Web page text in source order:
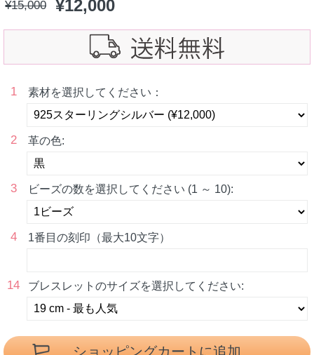
¥15,000 ¥12,000
1 素材を選択してください：
2 革の色:
3 ビーズの数を選択してください (1 ～ 10):
4 1番目の刻印（最大10文字）
14 ブレスレットのサイズを選択してください: